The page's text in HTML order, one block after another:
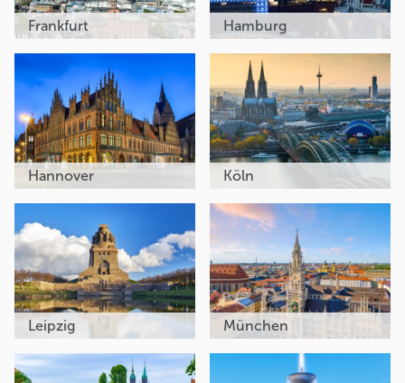
Frankfurt Hamburg
Hannover Köln
Leipzig München